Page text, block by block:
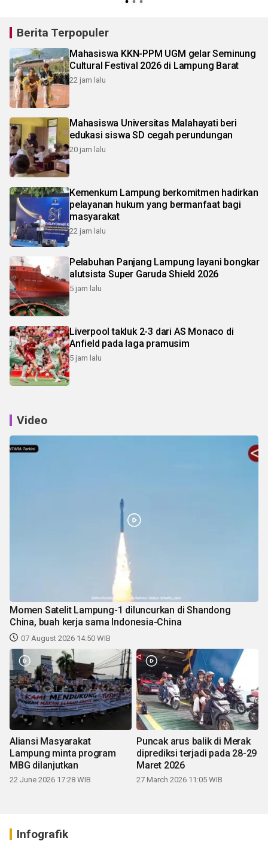
Berita Terpopuler
Mahasiswa KKN-PPM UGM gelar Seminung
Cultural Festival 2026 di Lampung Barat
22 jam lalu
Mahasiswa Universitas Malahayati beri
edukasi siswa SD cegah perundungan
20 jam lalu
Kemenkum Lampung berkomitmen hadirkan
pelayanan hukum yang bermanfaat bagi
masyarakat
22 jam lalu
Pelabuhan Panjang Lampung layani bongkar
alutsista Super Garuda Shield 2026
5 jam lalu
Liverpool takluk 2-3 dari AS Monaco di
Anfield pada laga pramusim
5 jam lalu
Video
Momen Satelit Lampung-1 diluncurkan di Shandong
China, buah kerja sama Indonesia-China
07 August 2026 14:50 WIB
Aliansi Masyarakat
Lampung minta program
MBG dilanjutkan
22 June 2026 17:28 WIB
Puncak arus balik di Merak
diprediksi terjadi pada 28-29
Maret 2026
27 March 2026 11:05 WIB
Infografik